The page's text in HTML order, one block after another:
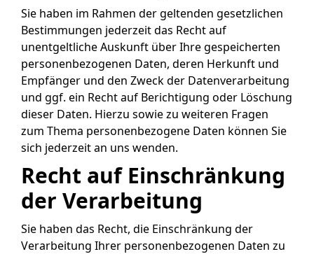
Sie haben im Rahmen der geltenden gesetzlichen
Bestimmungen jederzeit das Recht auf
unentgeltliche Auskunft über Ihre gespeicherten
personenbezogenen Daten, deren Herkunft und
Empfänger und den Zweck der Datenverarbeitung
und ggf. ein Recht auf Berichtigung oder Löschung
dieser Daten. Hierzu sowie zu weiteren Fragen
zum Thema personenbezogene Daten können Sie
sich jederzeit an uns wenden.
Recht auf Einschränkung
der Verarbeitung
Sie haben das Recht, die Einschränkung der
Verarbeitung Ihrer personenbezogenen Daten zu